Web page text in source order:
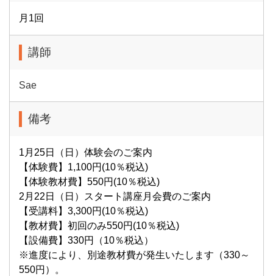
月1回
講師
Sae
備考
1月25日（日）体験会のご案内
【体験費】1,100円(10％税込)
【体験教材費】550円(10％税込)
2月22日（日）スタート講座月会費のご案内
【受講料】3,300円(10％税込)
【教材費】初回のみ550円(10％税込)
【設備費】330円（10％税込）
※進度により、別途教材費が発生いたします（330～
550円）。